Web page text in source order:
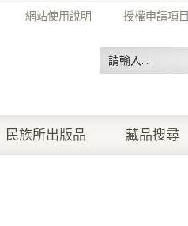
網站使用說明 授權申請項目
民族所出版品 藏品搜尋